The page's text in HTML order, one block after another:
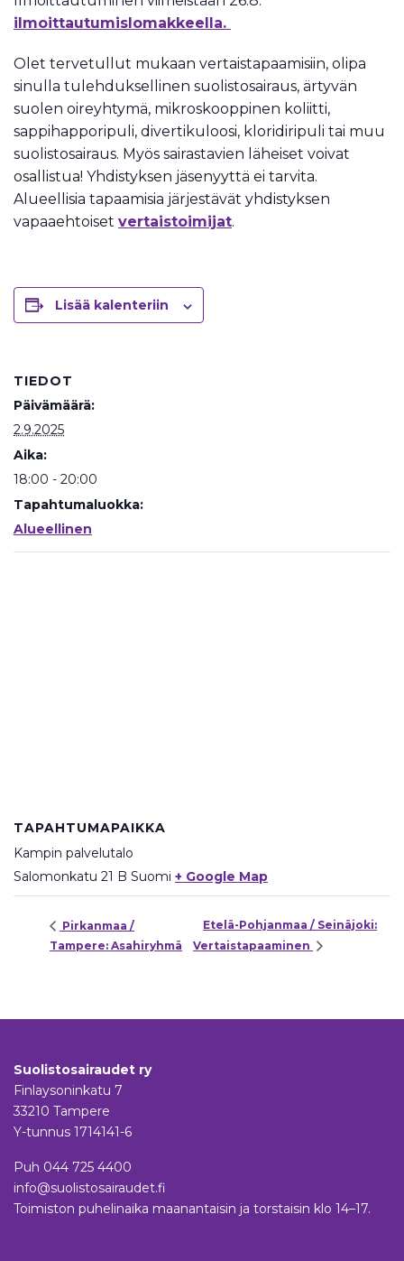
ilmoittautumislomakkeella.
Olet tervetullut mukaan vertaistapaamisiin, olipa
sinulla tulehduksellinen suolistosairaus, ärtyvän
suolen oireyhtymä, mikroskooppinen koliitti,
sappihapporipuli, divertikuloosi, kloridiripuli tai muu
suolistosairaus. Myös sairastavien läheiset voivat
osallistua! Yhdistyksen jäsenyyttä ei tarvita.
Alueellisia tapaamisia järjestävät yhdistyksen
vapaaehtoiset vertaistoimijat.
Lisää kalenteriin
TIEDOT
Päivämäärä:
2.9.2025
Aika:
18:00 - 20:00
Tapahtumaluokka:
Alueellinen
TAPAHTUMAPAIKKA
Kampin palvelutalo
Salomonkatu 21 B Suomi + Google Map
Pirkanmaa /
Tampere: Asahiryhmä
Etelä-Pohjanmaa / Seinäjoki:
Vertaistapaaminen
Suolistosairaudet ry
Finlaysoninkatu 7
33210 Tampere
Y-tunnus 1714141-6
Puh 044 725 4400
info@suolistosairaudet.fi
Toimiston puhelinaika maanantaisin ja torstaisin klo 14–17.